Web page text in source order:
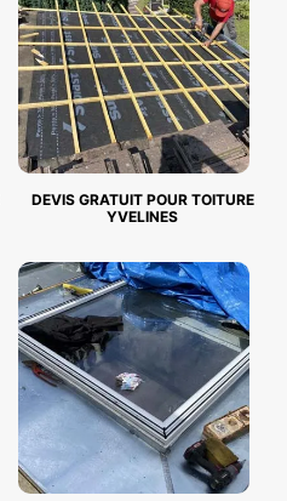
DEVIS GRATUIT POUR TOITURE
YVELINES